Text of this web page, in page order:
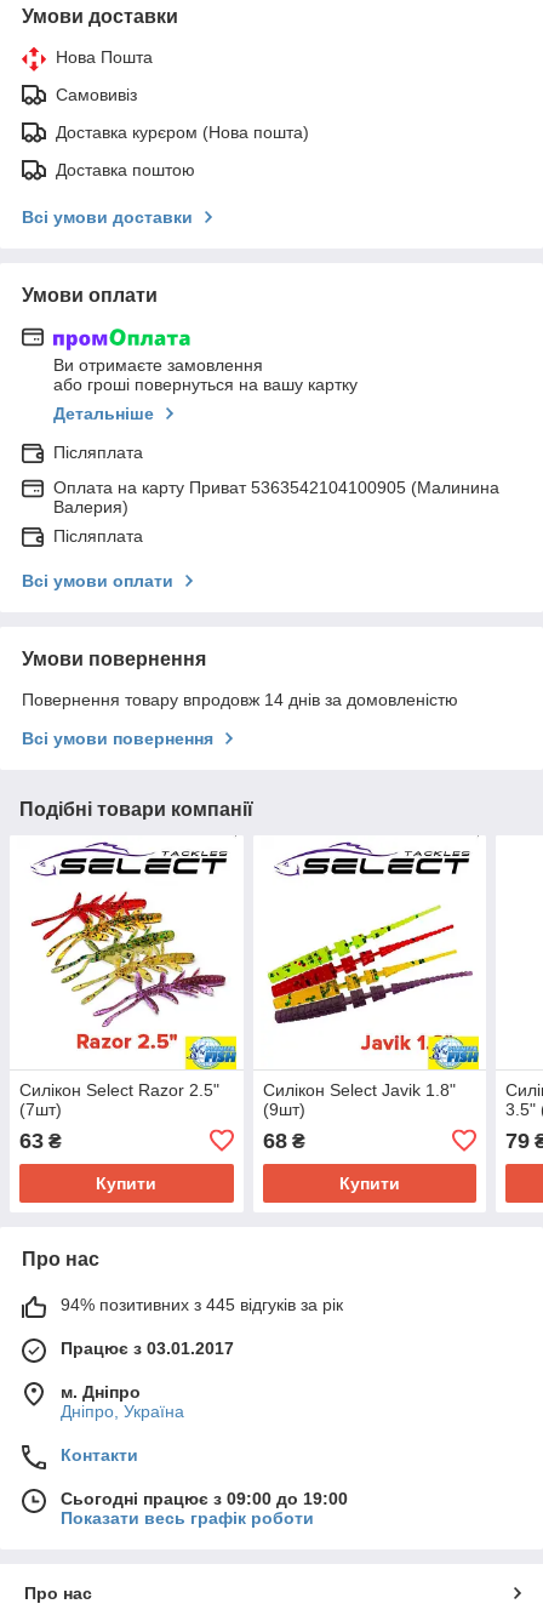
Умови доставки
Нова Пошта
Самовивіз
Доставка курєром (Нова пошта)
Доставка поштою
Всі умови доставки
Умови оплати
Ви отримаєте замовлення
або гроші повернуться на вашу картку
Детальніше
Післяплата
Оплата на карту Приват 5363542104100905 (Малинина
Валерия)
Післяплата
Всі умови оплати
Умови повернення
Повернення товару впродовж 14 днів за домовленістю
Всі умови повернення
Подібні товари компанії
Силікон Select Razor 2.5"
(7шт)
63 ₴
Купити
Силікон Select Javik 1.8"
(9шт)
68₴
Купити
3.5"
79
Про нас
94% позитивних з 445 відгуків за рік
Працює з 03.01.2017
м. Дніпро
Дніпро, Україна
Контакти
Сьогодні працює з 09:00 до 19:00
Показати весь графік роботи
Про нас